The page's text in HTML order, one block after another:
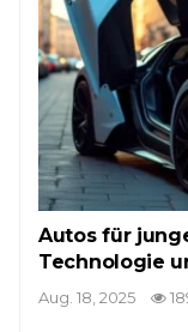
Autos für
Technologie
Aug. 18, 2025